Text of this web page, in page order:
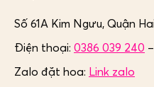
Số 61A Kim Ngưu, Quận
Điện thoại: 0386 039 240 –
Zalo đặt hoa: Link zalo